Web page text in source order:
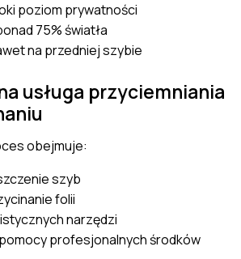
poziom prywatności
75% światła
na przedniej szybie
usługa przyciemniania
obejmuje:
szyb
folii
narzędzi
profesjonalnych środków